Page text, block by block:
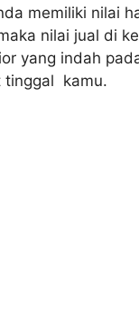
memiliki nilai
nilai jual di
yang indah
tinggal kamu.